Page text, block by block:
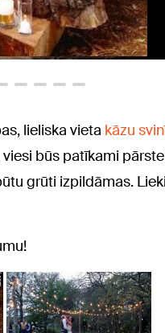
lieliska vieta kāzu
būs patīkami
grūti izpildāmas.